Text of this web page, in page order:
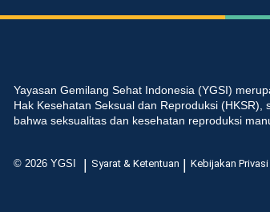
Yayasan Gemilang Sehat Indonesia (YGSI)
Hak Kesehatan Seksual dan Reproduksi
bahwa seksualitas dan kesehatan reproduksi
© 2026 YGSI |Syarat & Ketentuan |Kebijakan Privasi